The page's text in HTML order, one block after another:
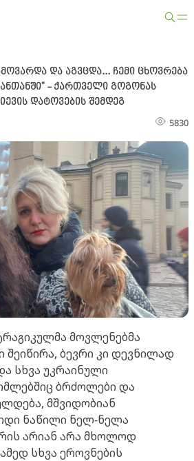
და აგვცდა... ჩემი ცხოვრება
- ქართველი გოგონას
დატოვების შემდეგ
5830
მოვლენებმა
შეიწირა, ბევრი კი დევნილად
სხვა უკრაინული
ბრძოლები და
მშვიდობიან
ნაწილი ნელ-ნელა
არიან არა მხოლოდ
სხვა ეროვნების